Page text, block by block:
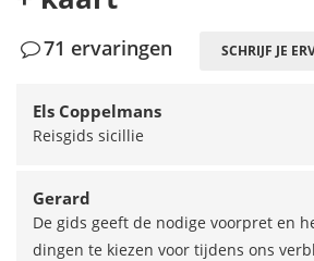
71 ervaringen SCHRIJF JE
Els Coppelmans
Reisgids sicillie
Gerard
De gids geeft de nodige voorpret en
dingen te kiezen voor tijdens ons